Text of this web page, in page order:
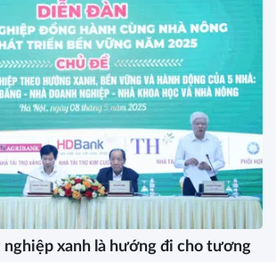
nghiệp xanh là hướng đi cho tương